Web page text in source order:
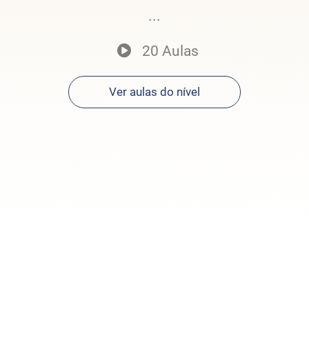
...
20 Aulas
Ver aulas do nível